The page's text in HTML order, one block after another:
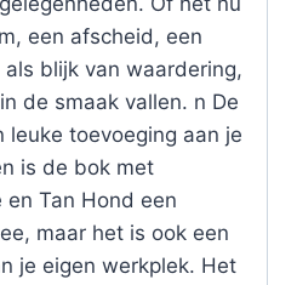
een afscheid, een
blijk van waardering,
de smaak vallen. n De
leuke toevoeging aan je
is de bok met
Tan Hond een
maar het is ook een
je eigen werkplek. Het